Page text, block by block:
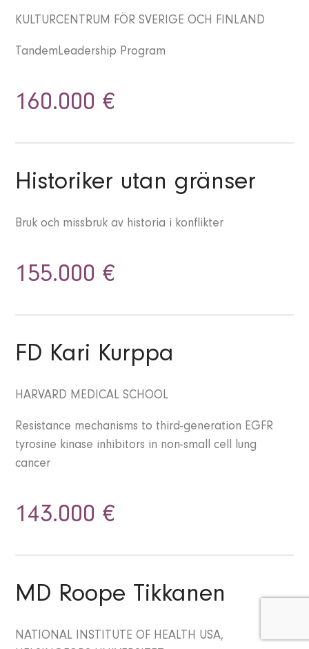
KULTURCENTRUM FÖR SVERIGE OCH FINLAND
TandemLeadership Program
160.000 €
Historiker utan gränser
Bruk och missbruk av historia i konflikter
155.000 €
FD Kari Kurppa
HARVARD MEDICAL SCHOOL
Resistance mechanisms to third-generation EGFR
tyrosine kinase inhibitors in non-small cell lung
cancer
143.000 €
MD Roope Tikkanen
NATIONAL INSTITUTE OF HEALTH USA,